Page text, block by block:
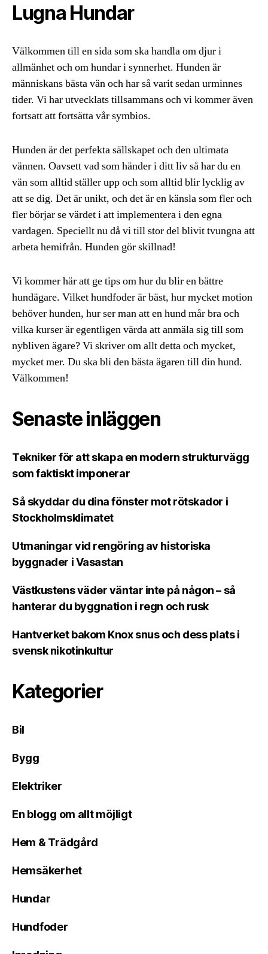
Lugna Hundar
Välkommen till en sida som ska handla om djur i
allmänhet och om hundar i synnerhet. Hunden är
människans bästa vän och har så varit sedan urminnes
tider. Vi har utvecklats tillsammans och vi kommer även
fortsatt att fortsätta vår symbios.
Hunden är det perfekta sällskapet och den ultimata
vännen. Oavsett vad som händer i ditt liv så har du en
vän som alltid ställer upp och som alltid blir lycklig av
att se dig. Det är unikt, och det är en känsla som fler och
fler börjar se värdet i att implementera i den egna
vardagen. Speciellt nu då vi till stor del blivit tvungna att
arbeta hemifrån. Hunden gör skillnad!
Vi kommer här att ge tips om hur du blir en bättre
hundägare. Vilket hundfoder är bäst, hur mycket motion
behöver hunden, hur ser man att en hund mår bra och
vilka kurser är egentligen värda att anmäla sig till som
nybliven ägare? Vi skriver om allt detta och mycket,
mycket mer. Du ska bli den bästa ägaren till din hund.
Välkommen!
Senaste inläggen
Tekniker för att skapa en modern strukturvägg
som faktiskt imponerar
Så skyddar du dina fönster mot rötskador i
Stockholmsklimatet
Utmaningar vid rengöring av historiska
byggnader i Vasastan
Västkustens väder väntar inte på någon – så
hanterar du byggnation i regn och rusk
Hantverket bakom Knox snus och dess plats i
svensk nikotinkultur
Kategorier
Bil
Bygg
Elektriker
En blogg om allt möjligt
Hem & Trädgård
Hemsäkerhet
Hundar
Hundfoder